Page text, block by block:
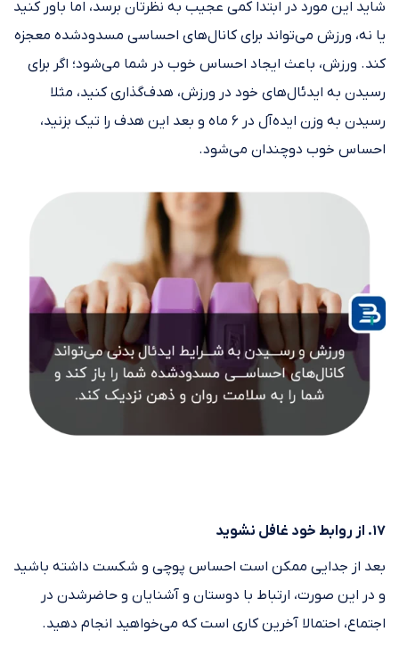
شاید این مورد در ابتدا کمی عجیب به نظرتان برسد، اما باور کنید
یا نه، ورزش می‌تواند برای کانال‌های احساسی مسدودشده معجزه
کند. ورزش، باعث ایجاد احساس خوب در شما می‌شود؛ اگر برای
رسیدن به ایدئال‌های خود در ورزش، هدف‌گذاری کنید، مثلا
رسیدن به وزن ایده‌آل در ۶ ماه و بعد این هدف را تیک بزنید،
احساس خوب دوچندان می‌شود.
۱۷. از روابط خود غافل نشوید
بعد از جدایی ممکن است احساس پوچی و شکست داشته باشید
و در این صورت، ارتباط با دوستان و آشنایان و حاضرشدن در
اجتماع، احتمالا آخرین کاری است که می‌خواهید انجام دهید.